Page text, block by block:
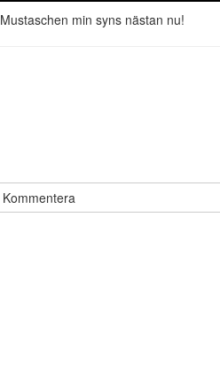
Mustaschen min syns nästan nu!
Kommentera